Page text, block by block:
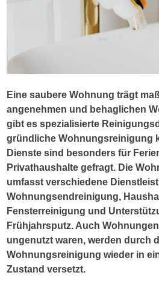
Eine saubere Wohnung trägt
angenehmen und behaglichen
gibt es spezialisierte
gründliche Wohnungsreinigung
Dienste sind besonders für
Privathaushalte gefragt. Die
umfasst verschiedene
Wohnungsendreinigung,
Fensterreinigung und
Frühjahrsputz. Auch
ungenutzt waren, werden durch
Wohnungsreinigung wieder in
Zustand versetzt.